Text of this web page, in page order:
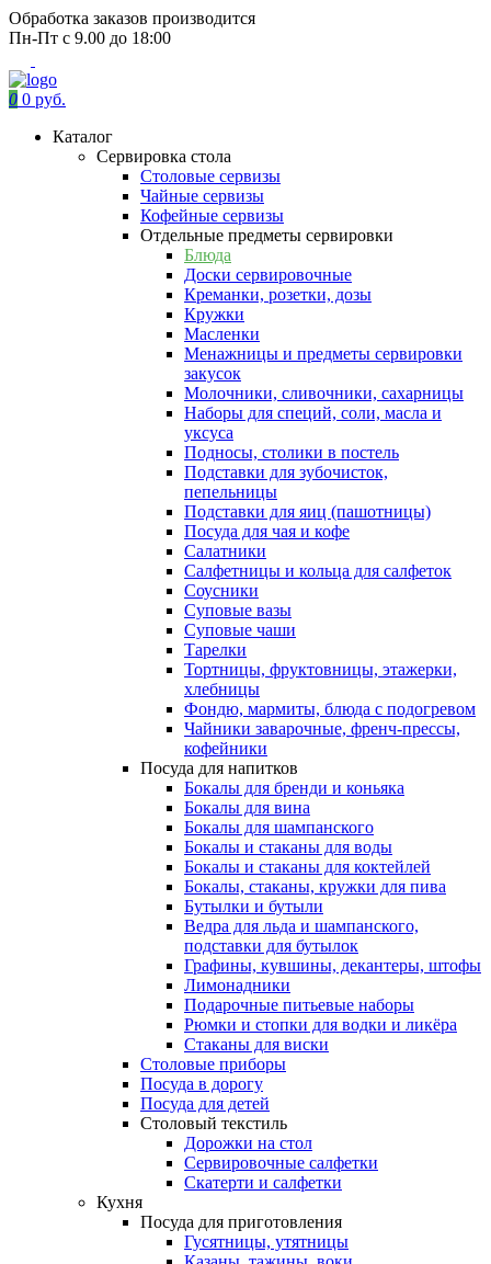
Обработка заказов производится
Пн-Пт с 9.00 до 18:00
0 0 руб.
Каталог
Сервировка стола
Столовые сервизы
Чайные сервизы
Кофейные сервизы
Отдельные предметы сервировки
Блюда
Доски сервировочные
Креманки, розетки, дозы
Кружки
Масленки
Менажницы и предметы сервировки
закусок
Молочники, сливочники, сахарницы
Наборы для специй, соли, масла и
уксуса
Подносы, столики в постель
Подставки для зубочисток,
пепельницы
Подставки для яиц (пашотницы)
Посуда для чая и кофе
Салатники
Салфетницы и кольца для салфеток
Соусники
Суповые вазы
Суповые чаши
Тарелки
Тортницы, фруктовницы, этажерки,
хлебницы
Фондю, мармиты, блюда с подогревом
Чайники заварочные, френч-прессы,
кофейники
Посуда для напитков
Бокалы для бренди и коньяка
Бокалы для вина
Бокалы для шампанского
Бокалы и стаканы для воды
Бокалы и стаканы для коктейлей
Бокалы, стаканы, кружки для пива
Бутылки и бутыли
Ведра для льда и шампанского,
подставки для бутылок
Графины, кувшины, декантеры, штофы
Лимонадники
Подарочные питьевые наборы
Рюмки и стопки для водки и ликёра
Стаканы для виски
Столовые приборы
Посуда в дорогу
Посуда для детей
Столовый текстиль
Дорожки на стол
Сервировочные салфетки
Скатерти и салфетки
Кухня
Посуда для приготовления
Гусятницы, утятницы